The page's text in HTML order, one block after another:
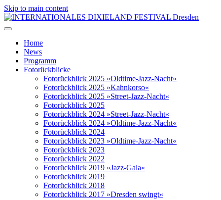
Skip to main content
Home
News
Programm
Fotorückblicke
Fotorückblick 2025 »Oldtime-Jazz-Nacht«
Fotorückblick 2025 »Kahnkorso«
Fotorückblick 2025 »Street-Jazz-Nacht«
Fotorückblick 2025
Fotorückblick 2024 »Street-Jazz-Nacht«
Fotorückblick 2024 »Oldtime-Jazz-Nacht«
Fotorückblick 2024
Fotorückblick 2023 »Oldtime-Jazz-Nacht«
Fotorückblick 2023
Fotorückblick 2022
Fotorückblick 2019 »Jazz-Gala«
Fotorückblick 2019
Fotorückblick 2018
Fotorückblick 2017 »Dresden swingt«